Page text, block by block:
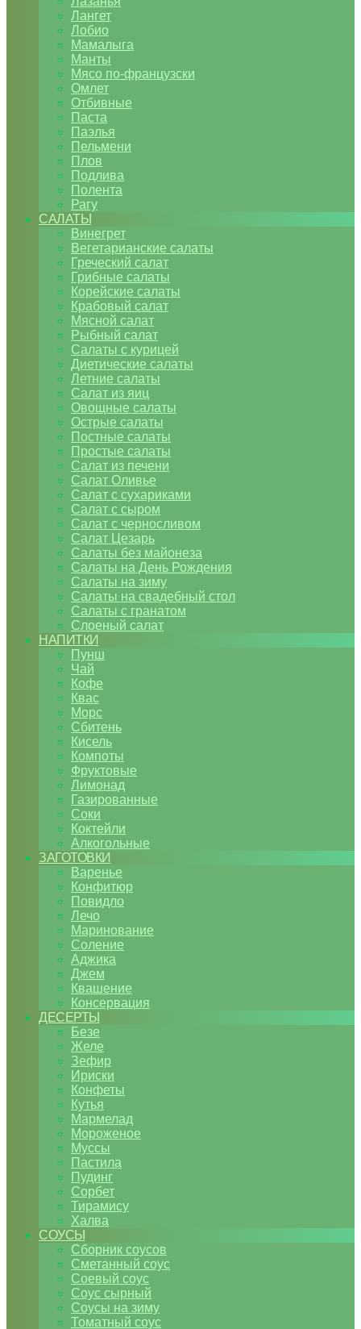
Лангет
Лобио
Мамалыга
Манты
Мясо по-французски
Омлет
Отбивные
Паста
Паэлья
Пельмени
Плов
Подлива
Полента
Рагу
САЛАТЫ
Винегрет
Вегетарианские салаты
Греческий салат
Грибные салаты
Корейские салаты
Крабовый салат
Мясной салат
Рыбный салат
Салаты с курицей
Диетические салаты
Летние салаты
Салат из яиц
Овощные салаты
Острые салаты
Постные салаты
Простые салаты
Салат из печени
Салат Оливье
Салат с сухариками
Салат с сыром
Салат с черносливом
Салат Цезарь
Салаты без майонеза
Салаты на День Рождения
Салаты на зиму
Салаты на свадебный стол
Салаты с гранатом
Слоеный салат
НАПИТКИ
Пунш
Чай
Кофе
Квас
Морс
Сбитень
Кисель
Компоты
Фруктовые
Лимонад
Газированные
Соки
Коктейли
Алкогольные
ЗАГОТОВКИ
Варенье
Конфитюр
Повидло
Лечо
Маринование
Соление
Аджика
Джем
Квашение
Консервация
ДЕСЕРТЫ
Безе
Желе
Зефир
Ириски
Конфеты
Кутья
Мармелад
Мороженое
Муссы
Пастила
Пудинг
Сорбет
Тирамису
Халва
СОУСЫ
Сборник соусов
Сметанный соус
Соевый соус
Соус сырный
Соусы на зиму
Томатный соус